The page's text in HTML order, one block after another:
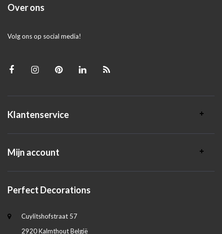
Over ons
Volg ons op social media!
Klantenservice
Mijn account
Perfect Decorations
Cuylitshofstraat 57
2920 Kalmthout België